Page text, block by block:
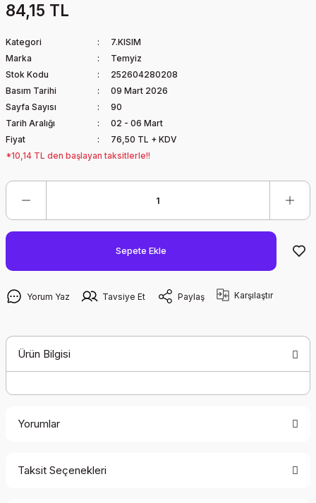
84,15 TL
Kategori
7.KISIM
Marka
Temyiz
Stok Kodu
252604280208
Basım Tarihi
09 Mart 2026
Sayfa Sayısı
90
Tarih Aralığı
02 - 06 Mart
Fiyat
76,50 TL + KDV
*10,14 TL den başlayan taksitlerle!!
Sepete Ekle
Yorum Yaz Tavsiye Et Paylaş Karşılaştır
Ürün Bilgisi
Yorumlar
Taksit Seçenekleri